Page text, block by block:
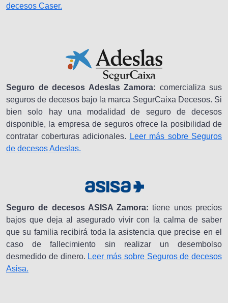
decesos Caser.
Seguro de decesos Adeslas Zamora: comercializa sus
seguros de decesos bajo la marca SegurCaixa Decesos. Si
bien solo hay una modalidad de seguro de decesos
disponible, la empresa de seguros ofrece la posibilidad de
contratar coberturas adicionales.
Leer más sobre Seguros
de decesos Adeslas.
Seguro de decesos ASISA Zamora: tiene unos precios
bajos que deja al asegurado vivir con la calma de saber
que su familia recibirá toda la asistencia que precise en el
caso de fallecimiento sin realizar un desembolso
desmedido de dinero. Leer más sobre Seguros de decesos
Asisa.